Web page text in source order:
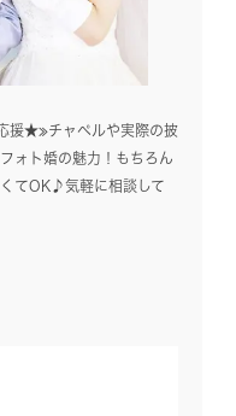
援★≫チャペルや実際の披
ォト婚の魅力！もちろん
てOK♪気軽に相談して